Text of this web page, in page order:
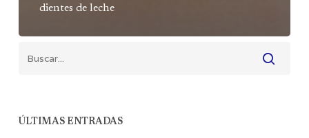
dientes de leche
ÚLTIMAS ENTRADAS